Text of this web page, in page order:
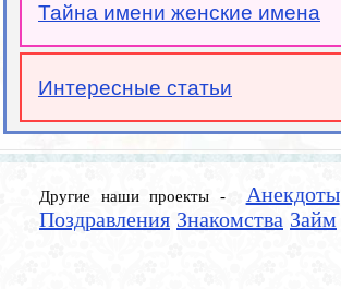
Тайна имени женские имена
Интересные статьи
Другие наши проекты - Анекдоты
Поздравления Знакомства Займ